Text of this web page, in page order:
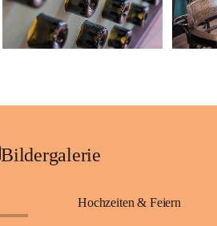
Bildergalerie
Hochzeiten & Feiern